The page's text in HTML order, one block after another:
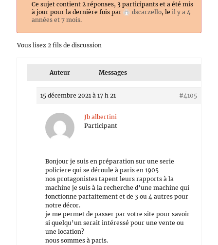
Ce sujet contient 2 réponses, 3 participants et a été mis
à jour pour la dernière fois par
dscarzello, le il y a 4
années et 7 mois.
Vous lisez 2 fils de discussion
Auteur Messages
15 décembre 2021 à 17 h 21 #4105
Jb albertini
Participant
Bonjour je suis en préparation sur une serie
policiere qui se déroule à paris en 1905
nos protagonistes tapent leurs rapports à la
machine je suis à la recherche d’une machine qui
fonctionne parfaitement et de 3 ou 4 autres pour
notre décor.
je me permet de passer par votre site pour savoir
si quelqu’un serait intéressé pour une vente ou
une location?
nous sommes à paris.